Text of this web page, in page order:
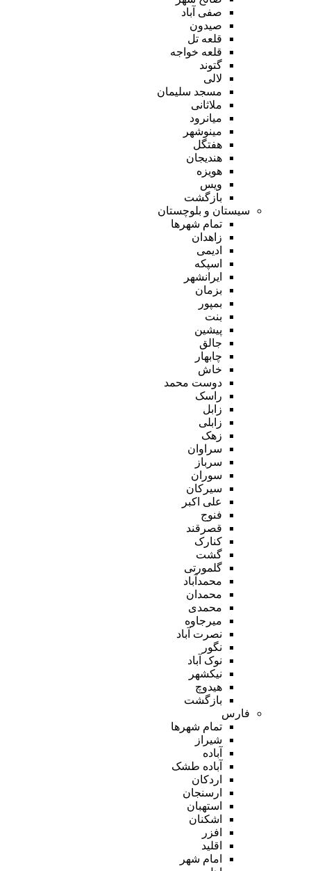
صفی آباد
صیدون
قلعه تل
قلعه خواجه
گتوند
لالی
مسجد سلیمان
ملاثانی
میانرود
مینوشهر
هفتگل
هندیجان
هویزه
ویس
بازگشت
سیستان و بلوچستان
تمام شهر‌ها
زاهدان
ادیمی
اسپکه
ایرانشهر
بزمان
بمپور
بنت
پیشین
جالق
چابهار
خاش
دوست محمد
راسک
زابل
زابلی
زهک
سراوان
سرباز
سوران
سیرکان
علی اکبر
فنوج
قصرقند
کنارک
گشت
گلمورتی
محمدآباد
محمدان
محمدی
میرجاوه
نصرت آباد
نگور
نوک آباد
نیکشهر
هیدوچ
بازگشت
فارس
تمام شهر‌ها
شیراز
آباده
آباده طشک
اردکان
ارسنجان
استهبان
اشکنان
افزر
اقلید
امام شهر